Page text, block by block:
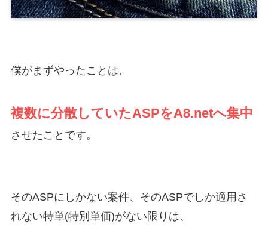
僕がまずやったことは、
複数に分散していたASPをA8.netへ集中
させたことです。
そのASPにしかない案件、そのASPでしか適用さ
れない特単(特別単価)がない限りは、